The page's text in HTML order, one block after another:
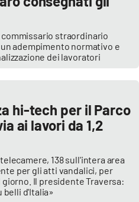
straordinario
adempimento normativo e
dei lavoratori
hi-tech per il Parco
ai lavori da 1,2
138 sull'intera area
per gli atti vandalici, per
Il presidente Traversa:
belli d'Italia»